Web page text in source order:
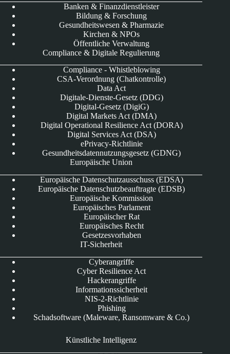
Banken & Finanzdienstleister
Bildung & Forschung
Gesundheitswesen & Pharmazie
Kirchen & NPOs
Öffentliche Verwaltung
Compliance & Digitale Regulierung
Compliance - Whistleblowing
CSA-Verordnung (Chatkontrolle)
Data Act
Digitale-Dienste-Gesetz (DDG)
Digital-Gesetz (DigiG)
Digital Markets Act (DMA)
Digital Operational Resilience Act (DORA)
Digital Services Act (DSA)
ePrivacy-Richtlinie
Gesundheitsdatennutzungsgesetz (GDNG)
Europäische Union
Europäische Datenschutzausschuss (EDSA)
Europäische Datenschutzbeauftragte (EDSB)
Europäische Kommission
Europäisches Parlament
Europäischer Rat
Europäisches Recht
Gesetzesvorhaben
IT-Sicherheit
Cyberangriffe
Cyber Resilience Act
Hackerangriffe
Informationssicherheit
NIS-2-Richtlinie
Phishing
Schadsoftware (Maleware, Ransomware & Co.)
Künstliche Intelligenz